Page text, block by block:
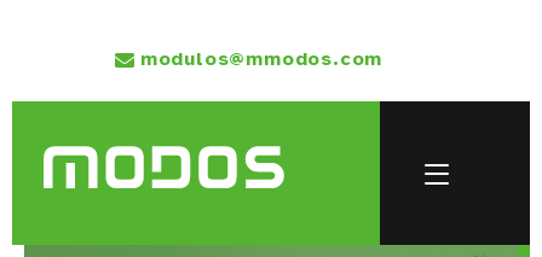
modulos@mmodos.com